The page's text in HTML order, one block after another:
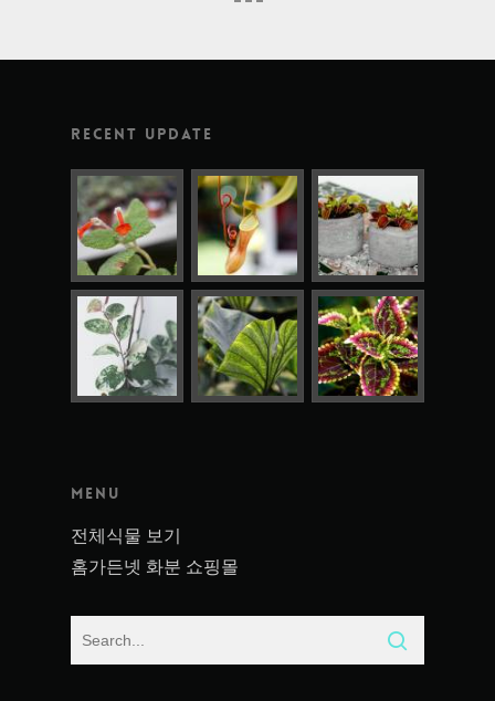
Recent update
Menu
전체식물 보기
홈가든넷 화분 쇼핑몰